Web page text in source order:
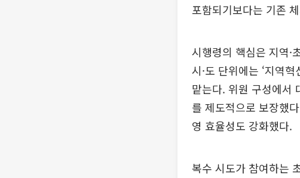
포함되기보다는 기존
시행령의 핵심은 지역·
시·도 단위에는 ‘지역
맡는다. 위원 구성에서
를 제도적으로 보장했
영 효율성도 강화했다.
복수 시도가 참여하는